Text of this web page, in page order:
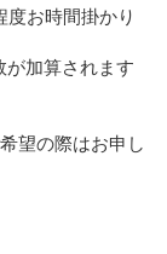
お時間掛かり
加算されます
望の際はお申し